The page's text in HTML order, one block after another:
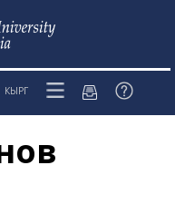
КЫРГ